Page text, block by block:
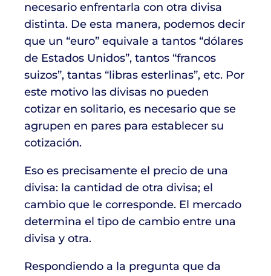
necesario enfrentarla con otra divisa
distinta. De esta manera, podemos decir
que un “euro” equivale a tantos “dólares
de Estados Unidos”, tantos “francos
suizos”, tantas “libras esterlinas”, etc. Por
este motivo las divisas no pueden
cotizar en solitario, es necesario que se
agrupen en pares para establecer su
cotización.
Eso es precisamente el precio de una
divisa: la cantidad de otra divisa; el
cambio que le corresponde. El mercado
determina el tipo de cambio entre una
divisa y otra.
Respondiendo a la pregunta que da